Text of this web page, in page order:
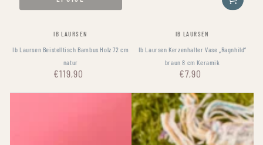
Fournisseur:
IB LAURSEN
Ib Laursen Beistelltisch Bambus Holz 72 cm
natur
Prix
€119,90
Fournisseur:
IB LAURSEN
Ib Laursen Kerzenhalter Vase „Ragnhild“
braun 8 cm Keramik
Prix
€7,90